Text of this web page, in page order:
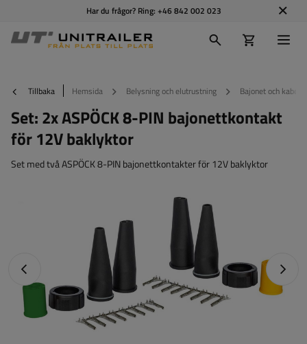
Har du frågor? Ring: +46 842 002 023
Tillbaka Hemsida Belysning och elutrustning Bajonet och
Set: 2x ASPÖCK 8-PIN bajonettkontakt
för 12V baklyktor
Set med två ASPÖCK 8-PIN bajonettkontakter för 12V baklyktor
Föregående foto Nästa